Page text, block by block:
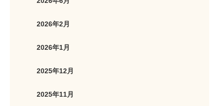
2026年2月
2026年1月
2025年12月
2025年11月